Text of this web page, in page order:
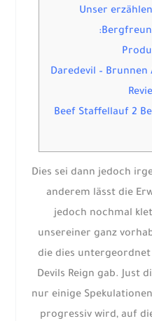
Unser
Daredevil – Brunnen
Beef Staffellauf 2
Dies sei dann jedoch
anderem lässt die
jedoch nochmal
unsereiner ganz
die dies
Devils Reign gab. Just
nur einige
progressiv wird, auf